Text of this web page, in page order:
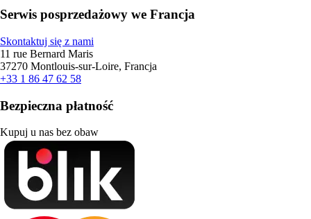
Serwis posprzedażowy we Francja
Skontaktuj się z nami
11 rue Bernard Maris
37270 Montlouis-sur-Loire, Francja
+33 1 86 47 62 58
Bezpieczna płatność
Kupuj u nas bez obaw